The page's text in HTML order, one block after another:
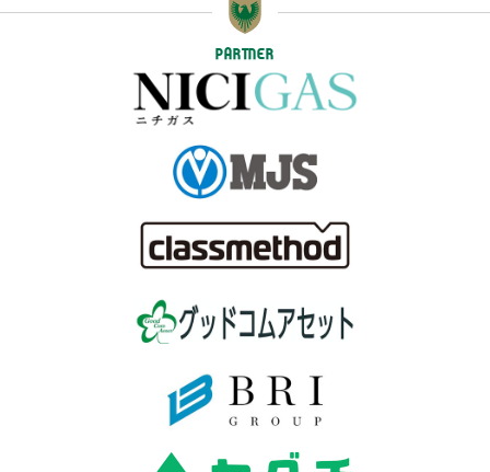
PARTNER